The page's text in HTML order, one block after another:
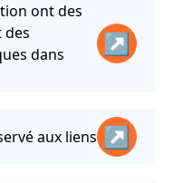
ont des
des
dans
↗
aux liens ↗